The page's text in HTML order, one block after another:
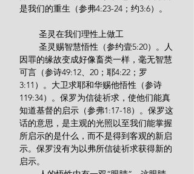
是我们的重生（参弗4:23-24；约3:6）。
        圣灵在我们理性上做工
因罪的缘故变成好像畜类一样，毫无智慧
可言（参诗49:12、20；耶4:22；罗
3:11）。大卫求耶和华赐他悟性（参诗
119:34）。保罗为信徒祈求，使他们能真
知道基督的启示（参弗1:17-18）。保罗这
话的意思，是主观的光照以至我们能掌握
所启示的是什么，而不是得到客观的新启
示。保罗没有为以弗所信徒祈求获得新的
启示。